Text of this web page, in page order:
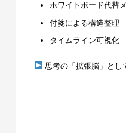
ホワイトボード代替
付箋による構造整理
タイムライン可視化
思考の「拡張脳」とし